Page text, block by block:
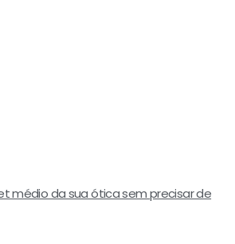
médio da sua ótica sem precisar de